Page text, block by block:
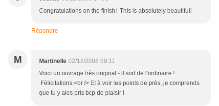
Congratulations on the finish! This is absolutely beautiful!
Répondre
M Martinelle 02/12/2008 09:11
Voici un ouvrage très original - il sort de l'ordinaire !
Félicitations.<br /> Et à voir les points de près, je comprends
que tu y aies pris bcp de plaisir !